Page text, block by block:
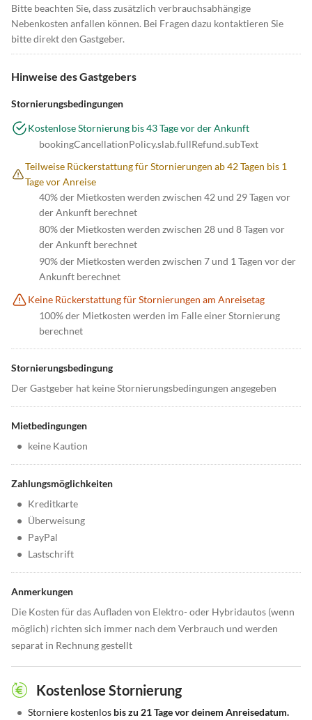
Bitte beachten Sie, dass zusätzlich verbrauchsabhängige
Nebenkosten anfallen können. Bei Fragen dazu kontaktieren Sie
bitte direkt den Gastgeber.
Hinweise des Gastgebers
Stornierungsbedingungen
Kostenlose Stornierung bis 43 Tage vor der Ankunft
bookingCancellationPolicy.slab.fullRefund.subText
Teilweise Rückerstattung für Stornierungen ab 42 Tagen bis 1
Tage vor Anreise
40% der Mietkosten werden zwischen 42 und 29 Tagen vor
der Ankunft berechnet
80% der Mietkosten werden zwischen 28 und 8 Tagen vor
der Ankunft berechnet
90% der Mietkosten werden zwischen 7 und 1 Tagen vor der
Ankunft berechnet
Keine Rückerstattung für Stornierungen am Anreisetag
100% der Mietkosten werden im Falle einer Stornierung
berechnet
Stornierungsbedingung
Der Gastgeber hat keine Stornierungsbedingungen angegeben
Mietbedingungen
• keine Kaution
Zahlungsmöglichkeiten
• Kreditkarte
• Überweisung
• PayPal
• Lastschrift
Anmerkungen
Die Kosten für das Aufladen von Elektro- oder Hybridautos (wenn
möglich) richten sich immer nach dem Verbrauch und werden
separat in Rechnung gestellt
Kostenlose Stornierung
• Storniere kostenlos bis zu 21 Tage vor deinem Anreisedatum.